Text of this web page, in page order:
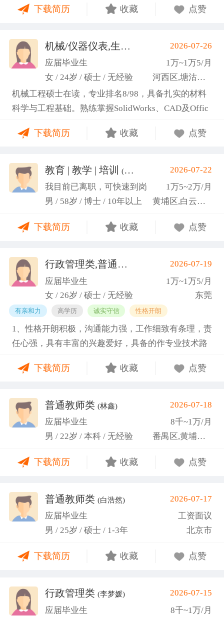
下载简历 收藏 点赞
机械/仪器仪表,生产管理/研发 (高蕾)
2026-07-26
应届毕业生
1万~1万5/月
女 / 24岁 / 硕士 / 无经验
河西区,塘沽区,东丽区
机械工程硕士在读，专业排名8/98，具备扎实的材料
科学与工程基础。熟练掌握SolidWorks、CAD及Offic
2项天津市科研项目，擅长实验设计与数据分析;曾带
优秀的团队协作与沟通协调能力，责任心强，渴望将
科研严谨性融入实践工作中
下载简历 收藏 点赞
教育 | 教学 | 培训 (汤山文)
2026-07-22
我目前已离职，可快速到岗
1万5~2万/月
男 / 58岁 / 博士 / 10年以上
黄埔区,白云区,增城市
下载简历 收藏 点赞
行政管理类,普通教师类 (蓝小艳)2026-07-19
应届毕业生
1万~1万5/月
女 / 26岁 / 硕士 / 无经验
东莞
有亲和力 高学历 诚实守信 性格开朗
1、性格开朗积极，沟通能力强，工作细致有条理，责
任心强，具有丰富的兴趣爱好，具备的作专业技术路
任班级生活委员与课程助管，多次组织班级篮球、羽
关活动。
下载简历 收藏 点赞
普通教师类 (林鑫)
2026-07-18
应届毕业生
8千~1万/月
男 / 22岁 / 本科 / 无经验
番禺区,黄埔区,越秀区
下载简历 收藏 点赞
普通教师类 (白浩然)
2026-07-17
应届毕业生
工资面议
男 / 25岁 / 硕士 / 1-3年
北京市
下载简历 收藏 点赞
行政管理类 (李梦媛)
2026-07-15
应届毕业生
8千~1万/月